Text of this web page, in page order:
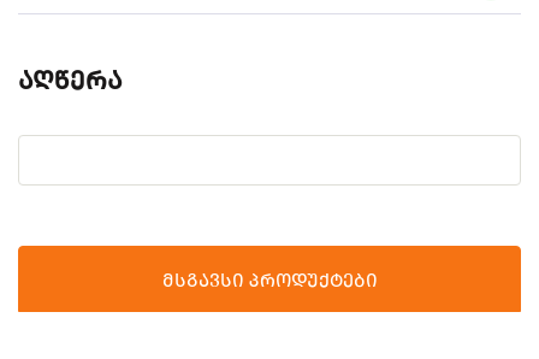
აღწერა
მსგავსი პროდუქტები